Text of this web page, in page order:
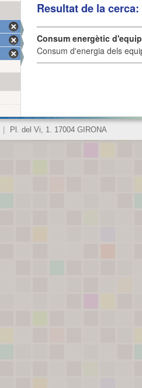
Resultat de la
Consum energètic
Consum d'energia dels
Pl. del Vi, 1. 17004 GIRONA